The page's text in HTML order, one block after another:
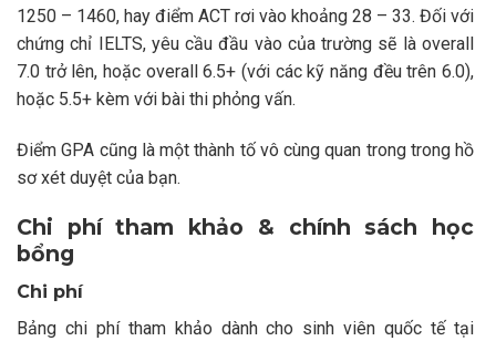
1250 – 1460, hay điểm ACT rơi vào khoảng 28 – 33. Đối với
chứng chỉ IELTS, yêu cầu đầu vào của trường sẽ là overall
7.0 trở lên, hoặc overall 6.5+ (với các kỹ năng đều trên 6.0),
hoặc 5.5+ kèm với bài thi phỏng vấn.
Điểm GPA cũng là một thành tố vô cùng quan trong trong hồ
sơ xét duyệt của bạn.
Chi phí tham khảo & chính sách học
bổng
Chi phí
Bảng chi phí tham khảo dành cho sinh viên quốc tế tại